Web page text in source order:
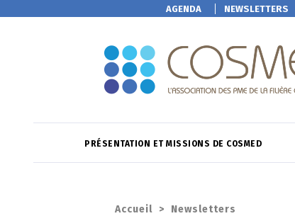
AGENDA NEWSLETTERS
PRÉSENTATION ET MISSIONS DE COSMED
Accueil > Newsletters